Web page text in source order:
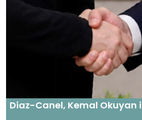
Diaz-Canel, Kemal Okuyan